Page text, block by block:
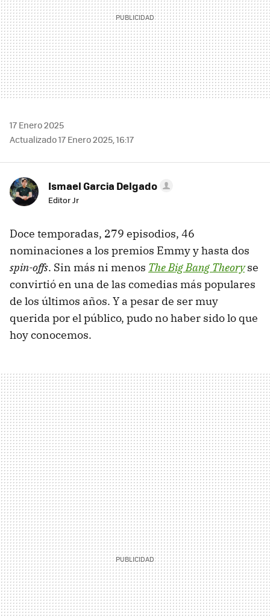
17 Enero 2025
Actualizado 17 Enero 2025, 16:17
Ismael Garcia Delgado
Editor Jr
Doce temporadas, 279 episodios, 46
nominaciones a los premios Emmy y hasta dos
spin-offs. Sin más ni menos The Big Bang Theory se
convirtió en una de las comedias más populares
de los últimos años. Y a pesar de ser muy
querida por el público, pudo no haber sido lo que
hoy conocemos.